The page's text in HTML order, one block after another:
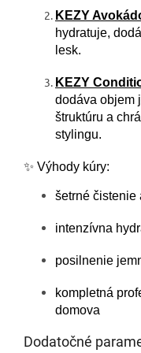
KEZY
hydratuje,
lesk.
KEZY
dodáva objem
štruktúru a
stylingu.
✨ Výhody kúry:
šetrné čistenie
intenzívna
posilnenie
kompletná
domova
Dodatočné